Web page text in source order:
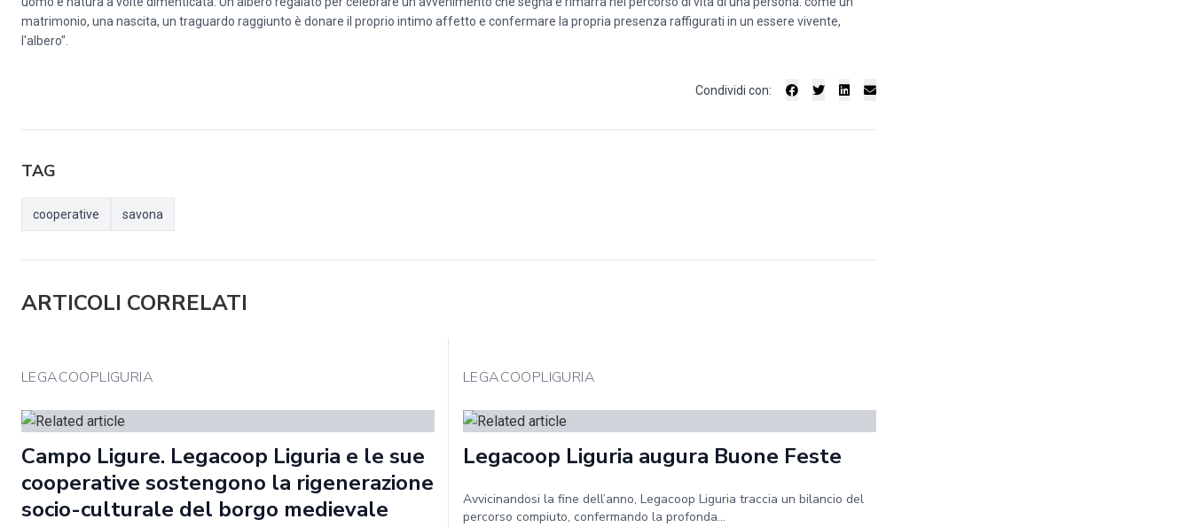
matrimonio, una nascita, un traguardo raggiunto è donare il proprio intimo affetto e confermare la propria presenza raffigurati in un essere vivente,
l'albero".
Condividi con:
TAG
cooperative savona
ARTICOLI CORRELATI
LEGACOOPLIGURIA
Campo Ligure. Legacoop Liguria e le sue
cooperative sostengono la rigenerazione
socio-culturale del borgo medievale
LEGACOOPLIGURIA
Legacoop Liguria augura Buone Feste
Avvicinandosi la fine dell’anno, Legacoop Liguria traccia un bilancio del
percorso compiuto, confermando la profonda...